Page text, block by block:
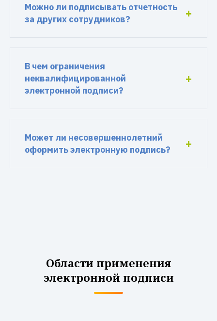
Можно ли подписывать отчетность
за других сотрудников?
В чем ограничения
неквалифицированной
электронной подписи?
Может ли несовершеннолетний
оформить электронную подпись?
Области применения
электронной подписи